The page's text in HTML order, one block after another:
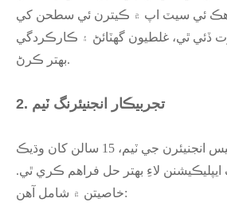
هڪ ئي سيٽ اپ ۾ ڪيترن ئي سطحن کي
ٿي، غلطيون گهٽائڻ ۽ ڪارڪردگي
بهتر ڪرڻ.
2. تجربيڪار انجنيئرنگ ٽيم
اسان جي پروسيس انجنيئرن جي ٽيم، 15 سالن کان وڌيڪ
لاءِ بهتر حل فراهم ڪري ٿي.
خاصيتن ۾ شامل آهن: